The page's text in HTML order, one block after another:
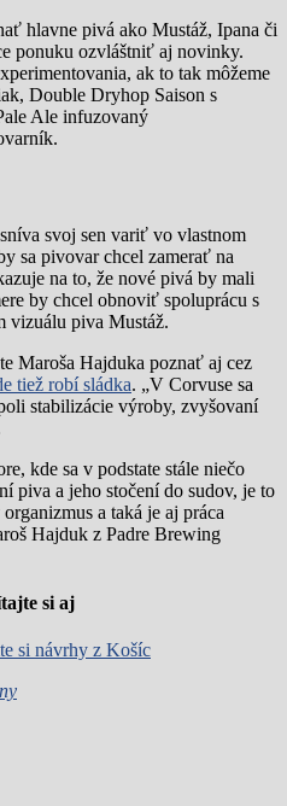
hlavne pivá ako Mustáž, Ipana či
ponuku ozvláštniť aj novinky.
ak to tak môžeme
Double Dryhop Saison s
Ale infuzovaný
svoj sen variť vo vlastnom
sa pivovar chcel zamerať na
na to, že nové pivá by mali
by chcel obnoviť spoluprácu s
vizuálu piva Mustáž.
Maroša Hajduka poznať aj cez
tiež robí sládka. „V Corvuse sa
stabilizácie výroby, zvyšovaní
kde sa v podstate stále niečo
piva a jeho stočení do sudov, je to
a taká je aj práca
Hajduk z Padre Brewing
si aj
si návrhy z Košíc